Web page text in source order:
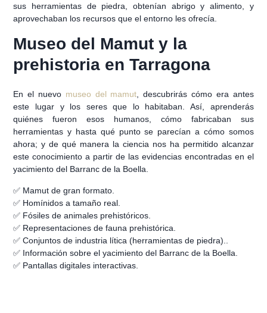
sus herramientas de piedra, obtenían abrigo y alimento, y
aprovechaban los recursos que el entorno les ofrecía.
Museo del Mamut y la
prehistoria en Tarragona
En el nuevo museo del mamut, descubrirás cómo era antes
este lugar y los seres que lo habitaban. Así, aprenderás
quiénes fueron esos humanos, cómo fabricaban sus
herramientas y hasta qué punto se parecían a cómo somos
ahora; y de qué manera la ciencia nos ha permitido alcanzar
este conocimiento a partir de las evidencias encontradas en el
yacimiento del Barranc de la Boella.
✅ Mamut de gran formato.
✅ Homínidos a tamaño real.
✅ Fósiles de animales prehistóricos.
✅ Representaciones de fauna prehistórica.
✅ Conjuntos de industria lítica (herramientas de piedra)..
✅ Información sobre el yacimiento del Barranc de la Boella.
✅ Pantallas digitales interactivas.